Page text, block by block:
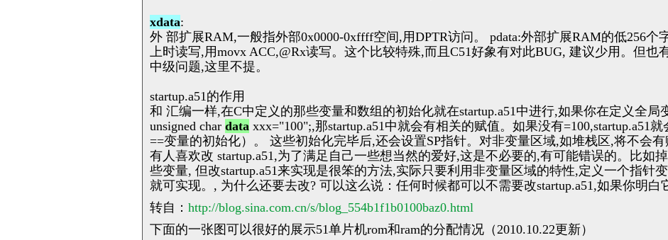
xdata:
外 部扩展RAM,一般指外部0x0000-0xffff空间,用DPTR访问。 pdata:外部扩展RAM的低256个
上时读写,用movx ACC,@Rx读写。这个比较特殊,而且C51好象有对此BUG, 建议少用。但也
中级问题,这里不提。
startup.a51的作用
和 汇编一样,在C中定义的那些变量和数组的初始化就在startup.a51中进行,如果你在定义全局
unsigned char data xxx="100";,那startup.a51中就会有相关的赋值。如果没有=100,startup.a51就
==变量的初始化）。 这些初始化完毕后,还会设置SP指针。对非变量区域,如堆栈区,将不会有
有人喜欢改 startup.a51,为了满足自己一些想当然的爱好,这是不必要的,有可能错误的。比如
些变量, 但改startup.a51来实现是很笨的方法,实际只要利用非变量区域的特性,定义一个指针
就可实现。, 为什么还要去改? 可以这么说：任何时候都可以不需要改startup.a51,如果你明白
转自： http://blog.sina.com.cn/s/blog_554b1f1b0100baz0.html
下面的一张图可以很好的展示51单片机rom和ram的分配情况（2010.10.22更新）